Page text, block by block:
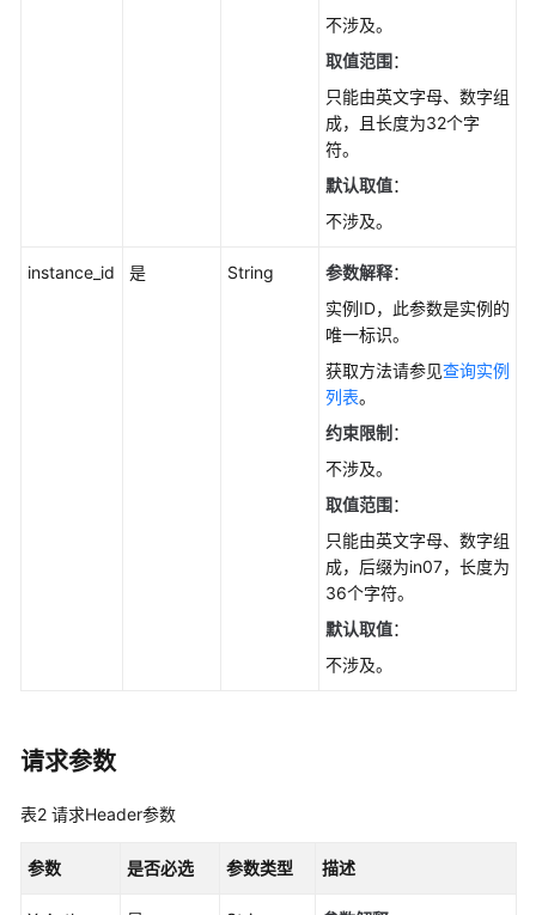
API
规
不涉及。
取值范围：
只能由英文字母、数字组
成，且长度为32个字
符。
默认取值：
不涉及。
instance_id 是 String 参数解释：
实例ID，此参数是实例的
唯一标识。
获取方法请参见查询实例
列表。
约束限制 ：
不涉及。
取值范围：
只能由英文字母、数字组
成，后缀为in07，长度为
36个字符。
默认取值：
不涉及。
请求参数
表2 请求Header参数
参数 是否必选 参数类型 描述